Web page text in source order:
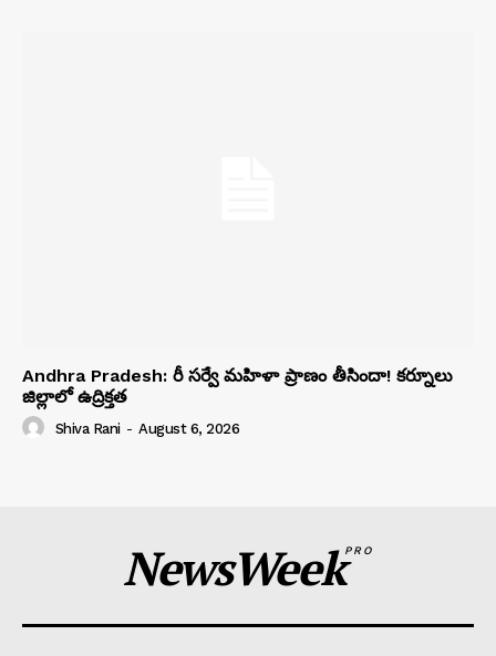
Andhra Pradesh: రీ సర్వే మహిళా ప్రాణం తీసిందా! కర్నూలు
జిల్లాలో ఉద్రిక్తత
Shiva Rani - August 6, 2026
NewsWeekPRO